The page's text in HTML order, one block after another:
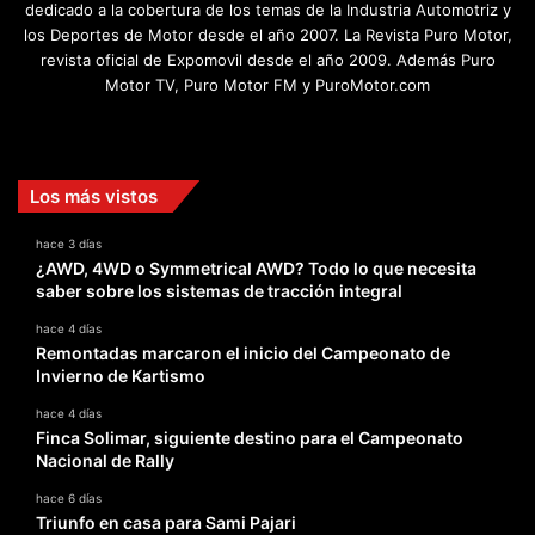
dedicado a la cobertura de los temas de la Industria Automotriz y
los Deportes de Motor desde el año 2007. La Revista Puro Motor,
revista oficial de Expomovil desde el año 2009. Además Puro
Motor TV, Puro Motor FM y PuroMotor.com
Los más vistos
hace 3 días
¿AWD, 4WD o Symmetrical AWD? Todo lo que necesita
saber sobre los sistemas de tracción integral
hace 4 días
Remontadas marcaron el inicio del Campeonato de
Invierno de Kartismo
hace 4 días
Finca Solimar, siguiente destino para el Campeonato
Nacional de Rally
hace 6 días
Triunfo en casa para Sami Pajari